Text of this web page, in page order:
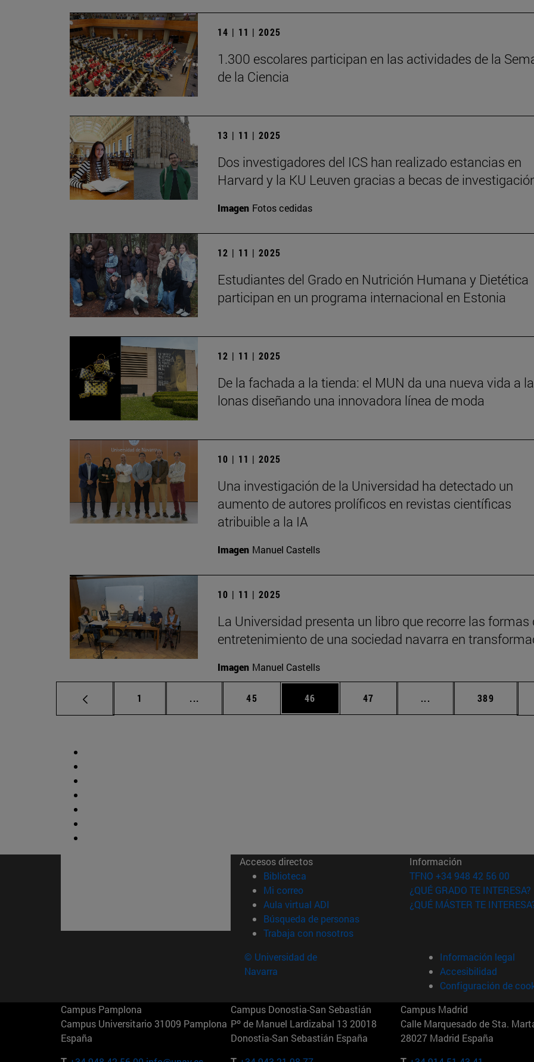
14 | 11 | 2025
1.300 escolares participan en las actividades de la
de la Ciencia
13 | 11 | 2025
Dos investigadores del ICS han realizado estancias en
Harvard y la KU Leuven gracias a becas de
Imagen Fotos cedidas
12 | 11 | 2025
Estudiantes del Grado en Nutrición Humana y Dietética
participan en un programa internacional en Estonia
12 | 11 | 2025
De la fachada a la tienda: el MUN da una nueva vida a
lonas diseñando una innovadora línea de moda
10 | 11 | 2025
Una investigación de la Universidad ha detectado un
aumento de autores prolíficos en revistas científicas
atribuible a la IA
Imagen Manuel Castells
10 | 11 | 2025
La Universidad presenta un libro que recorre las formas
entretenimiento de una sociedad navarra en
Imagen Manuel Castells
Página
1 ... Páginas intermedias Use TAB para desplazarse.
Página
45 Página
46 Página
47 ... Páginas intermedias
Página
389
Accesos directos
Biblioteca (abre en nueva ventana)
Mi correo(abre en nueva ventana)
Aula virtual ADI (abre en nueva ventana)
Búsqueda de personas(abre en nueva ventana)
Trabaja con nosotros(abre en nueva ventana)
Información
TFNO +34 948 42 56 00
¿QUÉ GRADO TE INTERESA?
¿QUÉ MÁSTER TE
© Universidad de
Navarra
Información legal
Accesibilidad
Configuración de
Campus Pamplona
Campus Universitario 31009 Pamplona
España
Campus Donostia-San Sebastián
Pº de Manuel Lardizabal 13 20018
Donostia-San Sebastián España
Campus Madrid
Calle Marquesado de Sta.
28027 Madrid España